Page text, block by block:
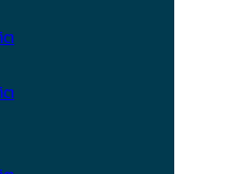
ต
ต